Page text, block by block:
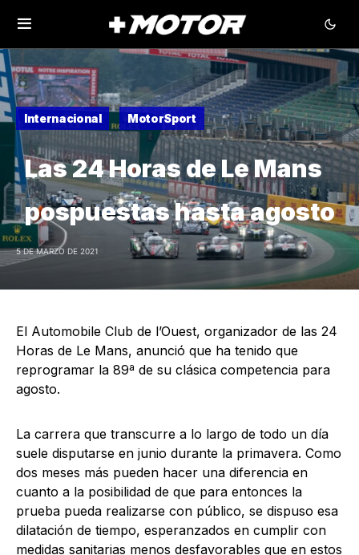
Internacional MotorSport
Las 24 Horas de Le Mans
pospuestas hasta agosto
5 DE MARZO DE 2021
El Automobile Club de l’Ouest, organizador de las 24
Horas de Le Mans, anunció que ha tenido que
reprogramar la 89ª de su clásica competencia para
agosto.
La carrera que transcurre a lo largo de todo un día
suele disputarse en junio durante la primavera. Como
dos meses más pueden hacer una diferencia en
cuanto a la posibilidad de que para entonces la
prueba pueda realizarse con público, se dispuso esa
dilatación de tiempo, esperanzados en cumplir con
medidas sanitarias menos desfavorables que en estos